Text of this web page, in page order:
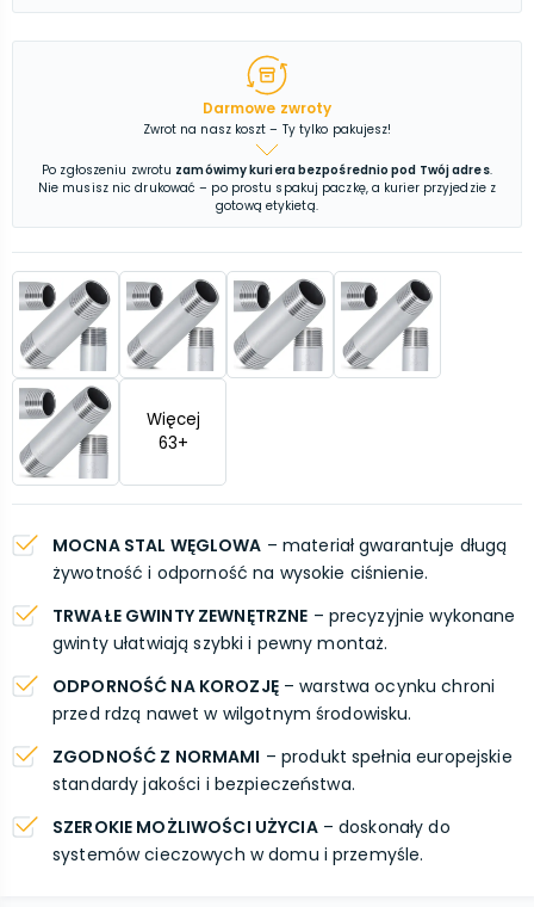
Darmowe zwroty
Zwrot na nasz koszt – Ty tylko pakujesz!
Po zgłoszeniu zwrotu zamówimy kuriera bezpośrednio pod Twój adres.
Nie musisz nic drukować – po prostu spakuj paczkę, a kurier przyjedzie z
gotową etykietą.
Więcej
63+
MOCNA STAL WĘGLOWA – materiał gwarantuje długą
żywotność i odporność na wysokie ciśnienie.
TRWAŁE GWINTY ZEWNĘTRZNE – precyzyjnie wykonane
gwinty ułatwiają szybki i pewny montaż.
ODPORNOŚĆ NA KOROZJĘ– warstwa ocynku chroni
przed rdzą nawet w wilgotnym środowisku.
ZGODNOŚĆ Z NORMAMI – produkt spełnia europejskie
standardy jakości i bezpieczeństwa.
SZEROKIE MOŻLIWOŚCI UŻYCIA– doskonały do
systemów cieczowych w domu i przemyśle.